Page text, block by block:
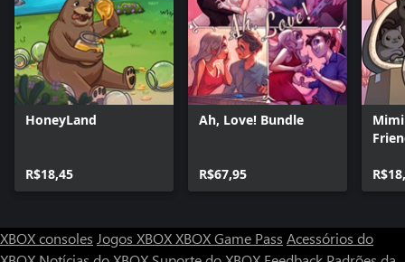
HoneyLand
R$18,45
Ah, Love! Bundle
R$67,95
XBOX consoles Jogos XBOXXBOX Game Pass Acessórios do